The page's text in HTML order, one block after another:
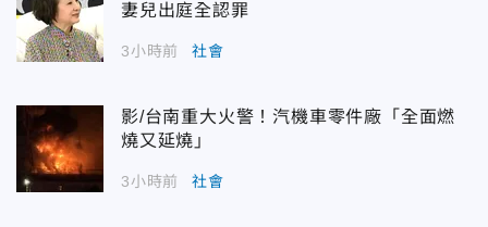
妻兒出庭全認罪
3小時前 社會
影/台南重大火警！汽機車零件廠「全面燃
燒又延燒」
3小時前 社會